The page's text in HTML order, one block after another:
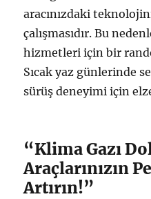
aracınızdaki
çalışmasıdır. Bu
hizmetleri için bir
Sıcak yaz günlerinde
sürüş deneyimi için
“Klima Gazı
Araçlarınızın
Artırın!”